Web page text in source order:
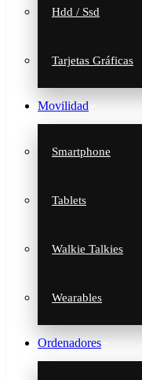
Hdd / Ssd
Tarjetas Gráficas
Movilidad
Smartphone
Tablets
Walkie Talkies
Wearables
Ordenadores